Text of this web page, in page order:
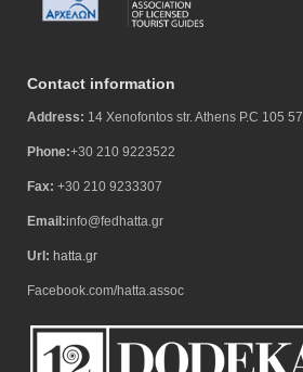
Contact information
Address: 14 Xenofontos str. Athens P.C 105 57
Phone:+30 210 9223522
Fax: +30 210 9233307
Email:info@fedhatta.gr
Url: hatta.gr
Facebook.com/hatta.assoc